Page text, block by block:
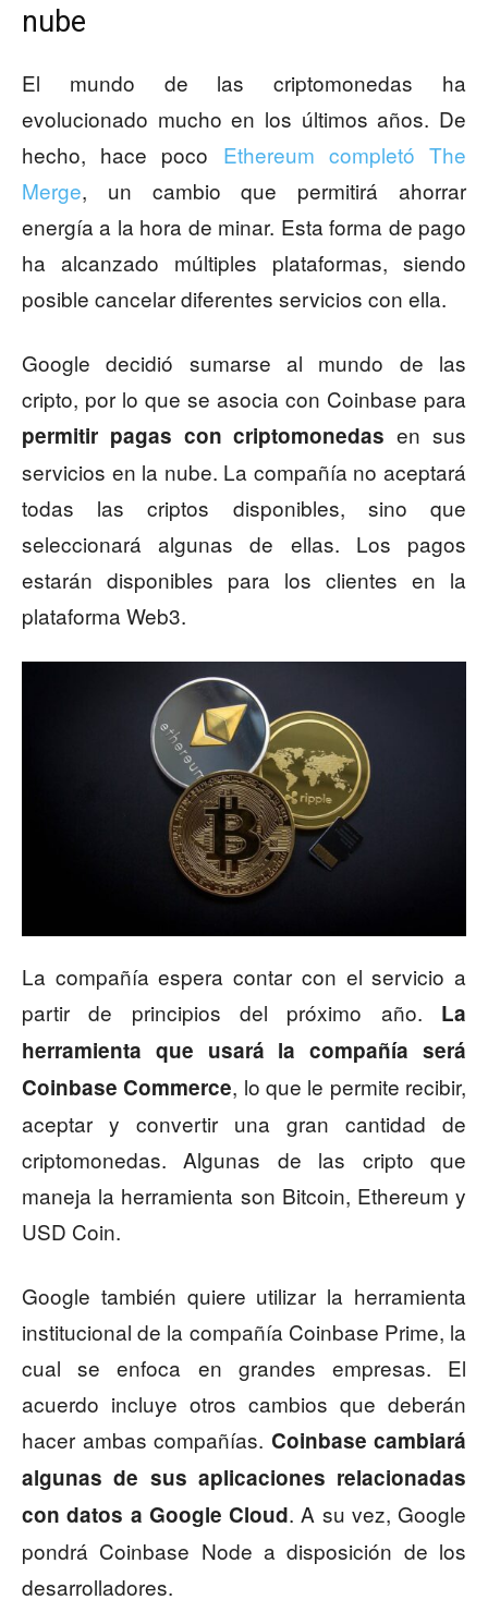
nube
El mundo de las criptomonedas ha
evolucionado mucho en los últimos años. De
hecho, hace poco Ethereum completó The
Merge, un cambio que permitirá ahorrar
energía a la hora de minar. Esta forma de pago
ha alcanzado múltiples plataformas, siendo
posible cancelar diferentes servicios con ella.
Google decidió sumarse al mundo de las
cripto, por lo que se asocia con Coinbase para
permitir pagas con criptomonedas en sus
servicios en la nube. La compañía no aceptará
todas las criptos disponibles, sino que
seleccionará algunas de ellas. Los pagos
estarán disponibles para los clientes en la
plataforma Web3.
La compañía espera contar con el servicio a
partir de principios del próximo año. La
herramienta que usará la compañía será
Coinbase Commerce, lo que le permite recibir,
aceptar y convertir una gran cantidad de
criptomonedas. Algunas de las cripto que
maneja la herramienta son Bitcoin, Ethereum y
USD Coin.
Google también quiere utilizar la herramienta
institucional de la compañía Coinbase Prime, la
cual se enfoca en grandes empresas. El
acuerdo incluye otros cambios que deberán
hacer ambas compañías. Coinbase cambiará
algunas de sus aplicaciones relacionadas
con datos a Google Cloud. A su vez, Google
pondrá Coinbase Node a disposición de los
desarrolladores.